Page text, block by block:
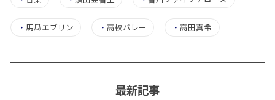
・ 馬瓜エブリン ・高校バレー ・高田真希
最新記事